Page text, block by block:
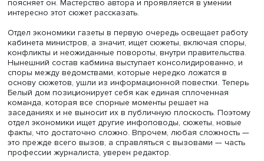
Например, нужно написать о том, что министр
министр промышленности и торговли просидели в
премьера восемь часов. «Само по себе время
что тогда делать? Надо писать, что они не могут
между какими вариантами они выбирают, что влияет на
решение», — рассуждает Олег Сапожков. И тут
поиск фактуры и работа с источниками.
«Газетный текст — это в первую очередь сюжет: что
произошло, при каких обстоятельствах, на что влияет,
быть, скандальные подробности, шокирующие
поясняет он. Мастерство автора и проявляется в
интересно этот сюжет рассказать.